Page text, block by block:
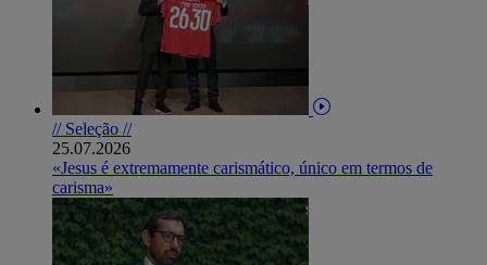
// Seleção //
25.07.2026
«Jesus é extremamente carismático, único em termos de
carisma»